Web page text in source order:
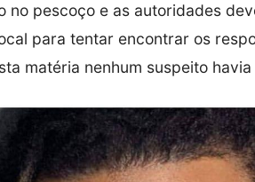
no pescoço e as autoridades
para tentar encontrar os
matéria nenhum suspeito